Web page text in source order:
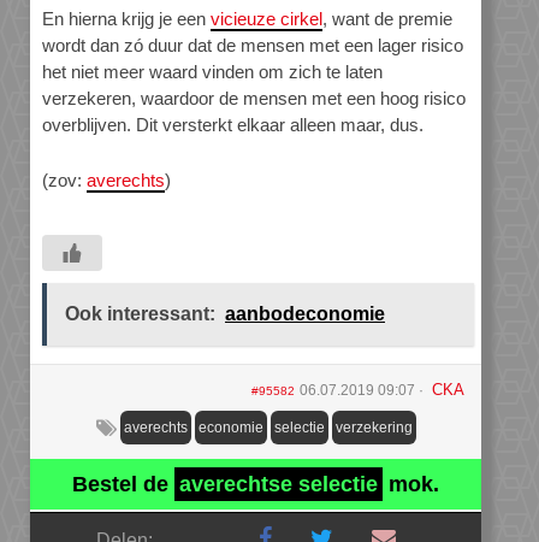
En hierna krijg je een vicieuze cirkel, want de premie
wordt dan zó duur dat de mensen met een lager risico
het niet meer waard vinden om zich te laten
verzekeren, waardoor de mensen met een hoog risico
overblijven. Dit versterkt elkaar alleen maar, dus.
(zov: averechts)
Ook interessant: aanbodeconomie
#95582 06.07.2019 09:07 CKA
averechts economie selectie verzekering
Bestel de averechtse selectie mok.